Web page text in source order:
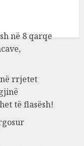
në 8 qarqe
në rrjetet
të flasësh!